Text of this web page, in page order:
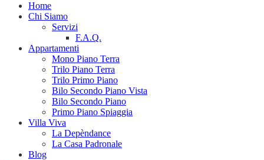
Home
Chi Siamo
Servizi
F.A.Q.
Appartamenti
Mono Piano Terra
Trilo Piano Terra
Trilo Primo Piano
Bilo Secondo Piano Vista
Bilo Secondo Piano
Primo Piano Spiaggia
Villa Viva
La Depèndance
La Casa Padronale
Blog